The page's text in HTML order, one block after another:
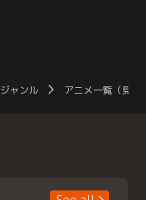
ジャンル アニメ一覧（見放